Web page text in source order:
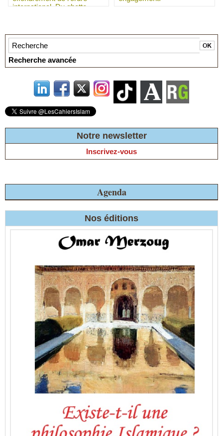
international. Du ghetto
l’humanité.
Recherche avancée
Notre newsletter
Inscrivez-vous
Agenda
Nos éditions